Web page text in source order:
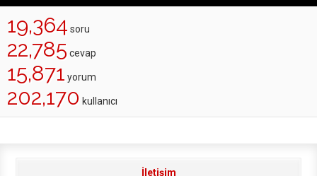
19,364 soru
22,785 cevap
15,871 yorum
202,170 kullanıcı
İletişim